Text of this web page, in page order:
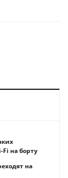
валютой -
обмену
на борту
на